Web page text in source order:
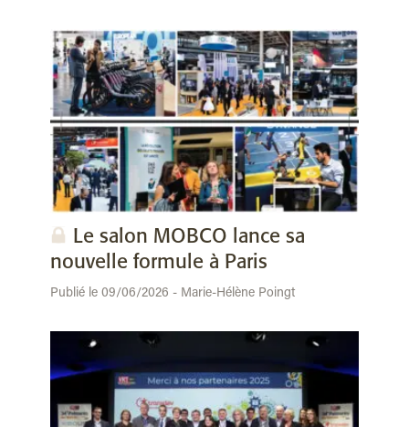
Le salon MOBCO lance sa
nouvelle formule à Paris
Publié le 09/06/2026 - Marie-Hélène Poingt